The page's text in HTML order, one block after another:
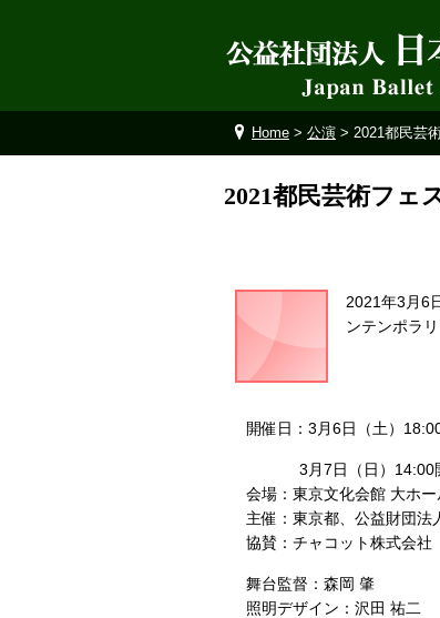
Home > 公演 > 2021都民芸
2021都民芸術フ
2021年3月6
ンテンポラ
開催日：3月6日（土）
3月7日（日）14:00開
会場：東京文化会館 大ホー
主催：東京都、公益財団法
協賛：チャコット株式会社
舞台監督：森岡 肇
照明デザイン：沢田 祐二